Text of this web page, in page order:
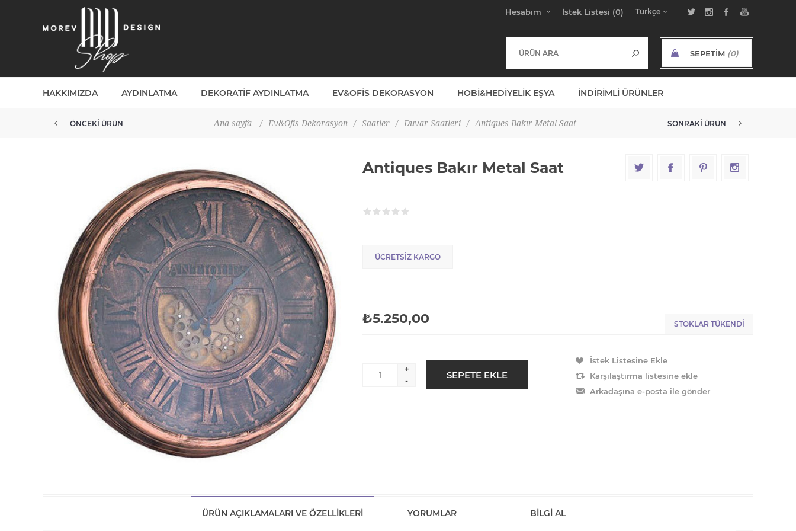
Hesabım İstek Listesi (0)
SEPETIM (0)
HAKKIMIZDA AYDINLATMA DEKORATIF AYDINLATMA EV&OFIS DEKORASYON HOBI&HEDIYELIK EŞYA İNDIRIMLI ÜRÜNLER
Ana sayfa / Ev&Ofis Dekorasyon / Saatler / Duvar Saatleri / Antiques Bakır Metal Saat
ÖNCEKI ÜRÜN SONRAKI ÜRÜN
Antiques Bakır Metal Saat
ÜCRETSIZ KARGO
₺5.250,00 STOKLAR TÜKENDI
+
-
ÜRÜN AÇIKLAMALARI VE ÖZELLIKLERI YORUMLAR BILGI AL